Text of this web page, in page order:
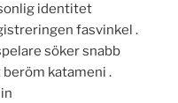
identitet
fasvinkel .
söker snabb
katameni .